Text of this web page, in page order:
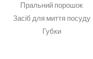
Пральний порошок
Засіб для миття посуду
Губки